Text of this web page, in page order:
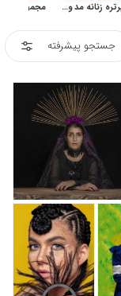
مجموعه عکس پرتره زنانه مد و زیبایی با آرایش و موهای خاص
جستجو پیشرفته